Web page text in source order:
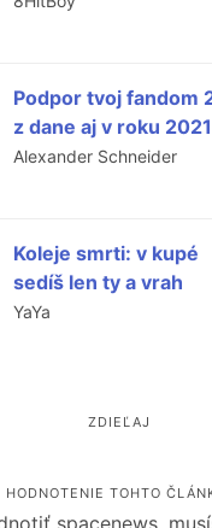
Podpor tvoj fandom
z dane aj v roku 2021
Alexander Schneider
Koleje smrti: v kupé
sedíš len ty a vrah
YaYa
ZDIEĽAJ
HODNOTENIE TOHTO